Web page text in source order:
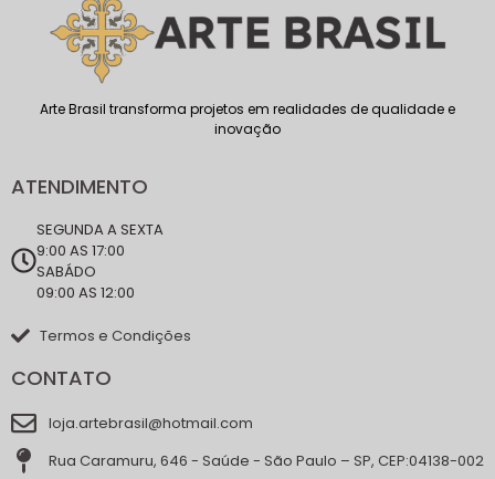
Arte Brasil transforma projetos em realidades de qualidade e
inovação
ATENDIMENTO
SEGUNDA A SEXTA
9:00 AS 17:00
SABÁDO
09:00 AS 12:00
Termos e Condições
CONTATO
loja.artebrasil@hotmail.com
Rua Caramuru, 646 - Saúde - São Paulo – SP, CEP:04138-002